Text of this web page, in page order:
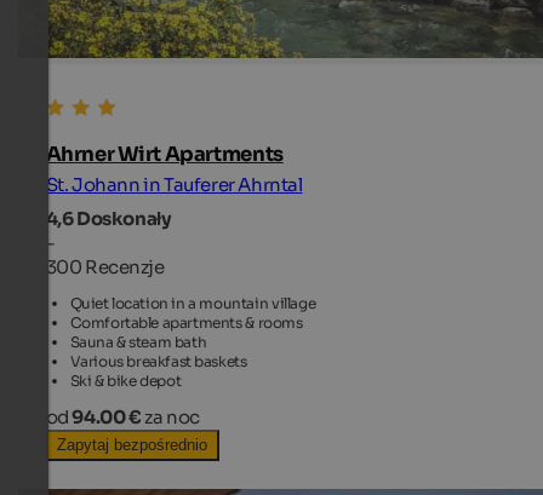
Ahrner Wirt Apartments
St. Johann in Tauferer Ahrntal
4,6Doskonały
-
300 Recenzje
Quiet location in a mountain village
Comfortable apartments & rooms
Sauna & steam bath
Various breakfast baskets
Ski & bike depot
od94.00 € za noc
Zapytaj bezpośrednio